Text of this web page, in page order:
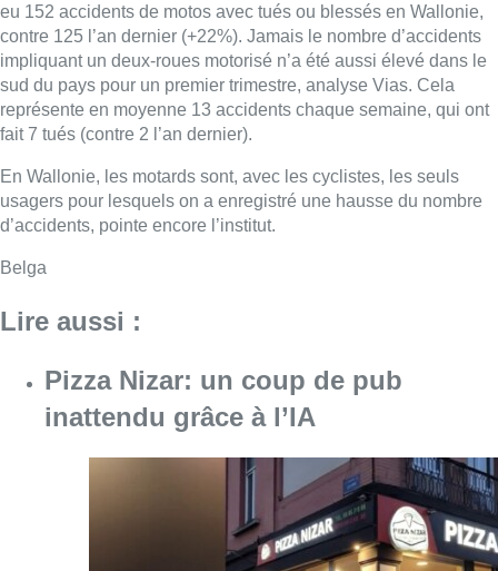
eu 152 accidents de motos avec tués ou blessés en Wallonie,
contre 125 l’an dernier (+22%). Jamais le nombre d’accidents
impliquant un deux-roues motorisé n’a été aussi élevé dans le
sud du pays pour un premier trimestre, analyse Vias. Cela
représente en moyenne 13 accidents chaque semaine, qui ont
fait 7 tués (contre 2 l’an dernier).
En Wallonie, les motards sont, avec les cyclistes, les seuls
usagers pour lesquels on a enregistré une hausse du nombre
d’accidents, pointe encore l’institut.
Belga
Lire aussi :
Pizza Nizar: un coup de pub
inattendu grâce à l’IA